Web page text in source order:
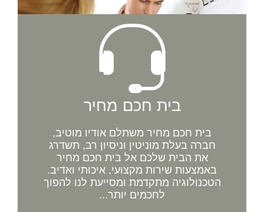
בית חכם מחיר
בית חכם מחיר משתלם אודיו מוטיב,
חברה בעלת מוניטין וניסיון רב, תשדרג
את הבית שלכם אל בית חכם מחיר
באמצעות שירות מקצועי, איכותי ואדיב.
הטכנולוגיה מתקדמת ומסייעת לנו להפוך
לחכמים יותר...